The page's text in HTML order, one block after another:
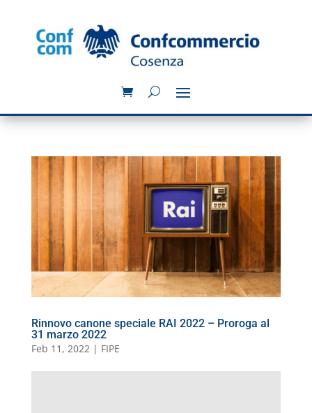
Rinnovo canone speciale RAI 2022 – Proroga al
31 marzo 2022
Feb 11, 2022| FIPE